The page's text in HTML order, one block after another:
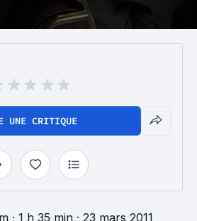
UNE CRITIQUE
· 1 h 35 min · 23 mars 2011